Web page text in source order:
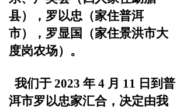
县），罗 以忠（家住普洱
市），罗显国（家住景洪市大
度岗农场）。
我们于 2023 年 4 月 11 日到普
洱市罗以忠家汇合，决定由我